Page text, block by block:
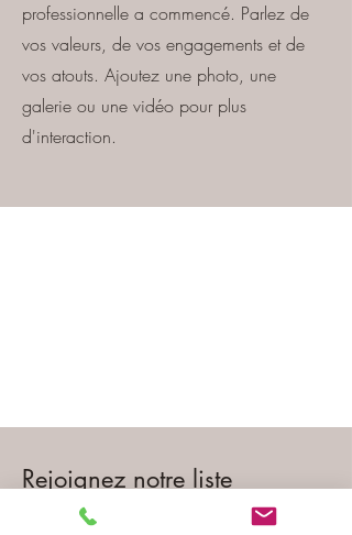
professionnelle a commencé. Parlez de
vos valeurs, de vos engagements et de
vos atouts. Ajoutez une photo, une
galerie ou une vidéo pour plus
d'interaction.
Rejoignez notre liste
Inscrivez-vous pour rester informé